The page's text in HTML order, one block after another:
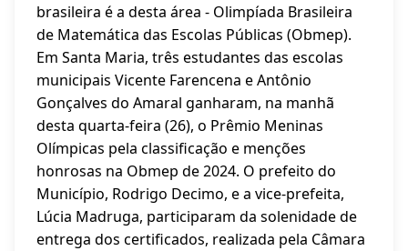
brasileira é a desta área - Olimpíada Brasileira
de Matemática das Escolas Públicas (Obmep).
Em Santa Maria, três estudantes das escolas
municipais Vicente Farencena e Antônio
Gonçalves do Amaral ganharam, na manhã
desta quarta-feira (26), o Prêmio Meninas
Olímpicas pela classificação e menções
honrosas na Obmep de 2024. O prefeito do
Município, Rodrigo Decimo, e a vice-prefeita,
Lúcia Madruga, participaram da solenidade de
entrega dos certificados, realizada pela Câmara